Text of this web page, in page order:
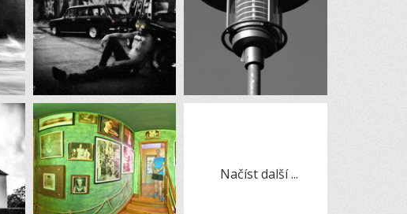
Načíst další ...